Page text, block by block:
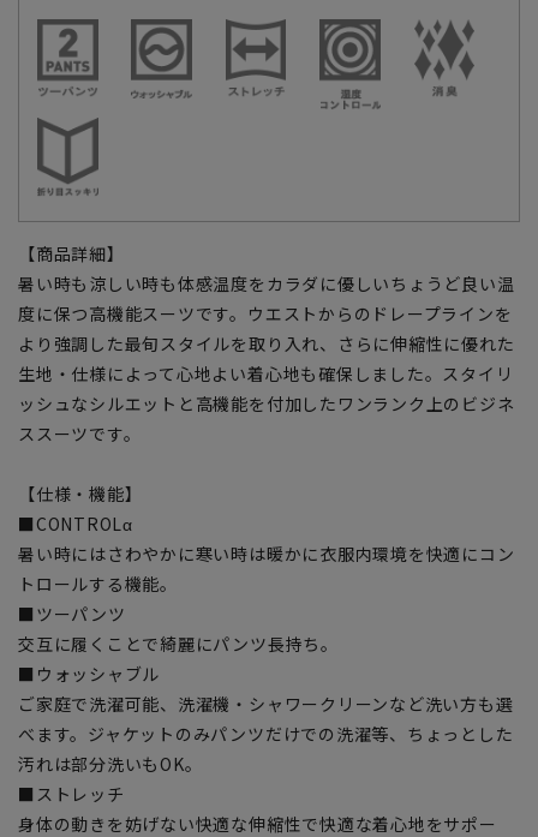
【商品詳細】
暑い時も涼しい時も体感温度をカラダに優しいちょうど良い温
度に保つ高機能スーツです。ウエストからのドレープラインを
より強調した最旬スタイルを取り入れ、さらに伸縮性に優れた
生地・仕様によって心地よい着心地も確保しました。スタイリ
ッシュなシルエットと高機能を付加したワンランク上のビジネ
ススーツです。
【仕様・機能】
■CONTROLα
暑い時にはさわやかに寒い時は暖かに衣服内環境を快適にコン
トロールする機能。
■ツーパンツ
交互に履くことで綺麗にパンツ長持ち。
■ウォッシャブル
ご家庭で洗濯可能、洗濯機・シャワークリーンなど洗い方も選
べます。ジャケットのみパンツだけでの洗濯等、ちょっとした
汚れは部分洗いもOK。
■ストレッチ
身体の動きを妨げない快適な伸縮性で快適な着心地をサポー